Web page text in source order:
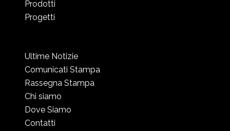
Prodotti
Progetti
Ultime Notizie
Comunicati Stampa
Rassegna Stampa
Chi siamo
Dove Siamo
Contatti